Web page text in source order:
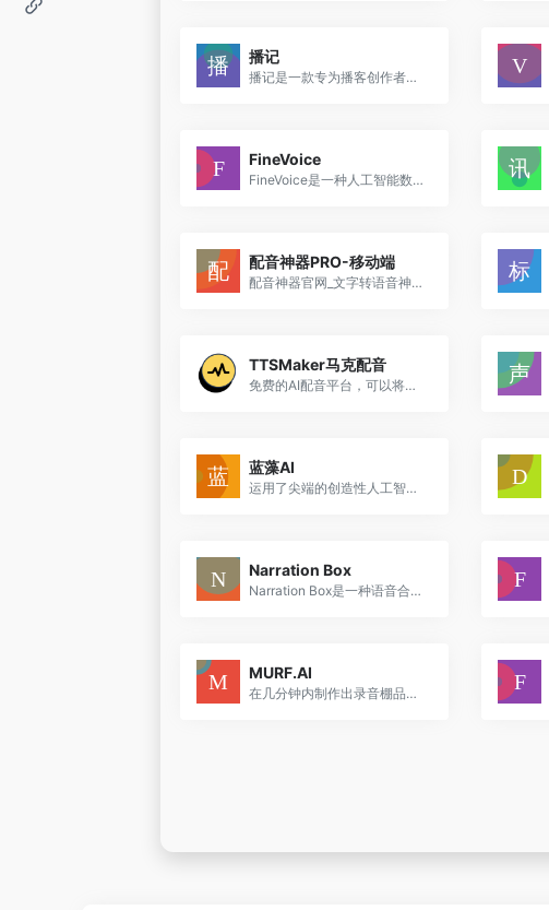
播记
播记是一款专为播客创作者打造的智能shownotes生成工具。通过AI技术，帮助创作者快速生成高质量的播客shownotes，提升创作效率，优化内容管理。支持多种格式导出，让播客创作更轻松。
FineVoice
FineVoice是一种人工智能数字语音解决方案，可以帮助用户增强声音，并实时改变声音。它配有实时变声器，无限的音频和声音效果，录音室质量的录音机，文本到语音，语音到文本。
配音神器PRO-移动端
配音神器官网_文字转语音神器_配音神器pro_语音合成软件_专业配音神器_AI配音神器
TTSMaker马克配音
免费的AI配音平台，可以将文本转换成语音，支持50多种语言和300多种语音风格
蓝藻AI
运用了尖端的创造性人工智能技术，致力于向用户提供流畅的自然语言处理与生成服务。这涵盖了从文字到语音的转换、语音辨识以及对话管理等多项功能。
Narration Box
Narration Box是一种语音合成服务，用户可以创建画外音、旁白、有声读物、音频页面、播客等。它拥有超过700个人工智能增强的仿人叙述者，支持20多种语言，功能强大的语音编辑器，...
MURF.AI
在几分钟内制作出录音棚品质的配音。将 Murf 逼真的 AI 声音用于播客、视频和所有专业演示